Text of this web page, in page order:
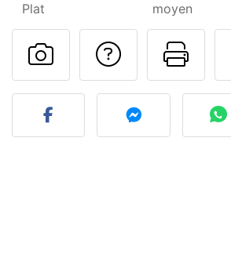
Plat moyen
Poser
Publier votre